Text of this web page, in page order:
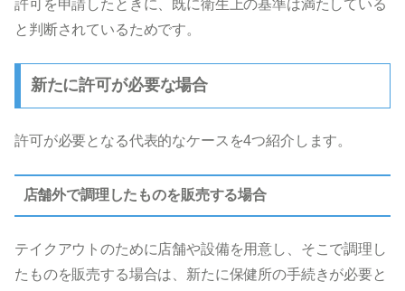
許可を申請したときに、既に衛生上の基準は満たしている
と判断されているためです。
新たに許可が必要な場合
許可が必要となる代表的なケースを4つ紹介します。
店舗外で調理したものを販売する場合
テイクアウトのために店舗や設備を用意し、そこで調理し
たものを販売する場合は、新たに保健所の手続きが必要と